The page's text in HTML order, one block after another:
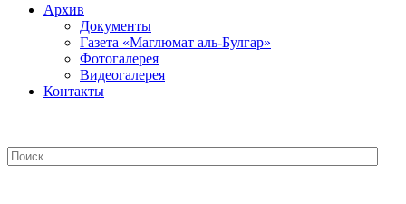
Архив
Документы
Газета «Маглюмат аль-Булгар»
Фотогалерея
Видеогалерея
Контакты